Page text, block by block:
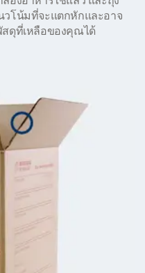
โน้มที่จะแตกหักและอาจ
สดุที่เหลือของคุณได้